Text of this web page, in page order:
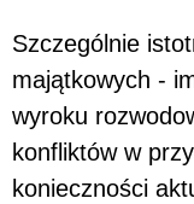
Szczególnie
majątkowych -
wyroku
konfliktów w
konieczności